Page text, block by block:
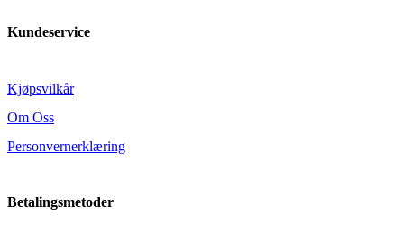
Kundeservice
Kjøpsvilkår
Om Oss
Personvernerklæring
Betalingsmetoder